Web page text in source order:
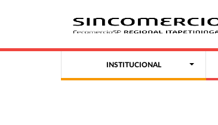
INSTITUCIONAL